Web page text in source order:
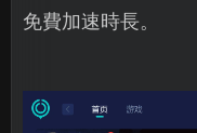
免費加速時長。